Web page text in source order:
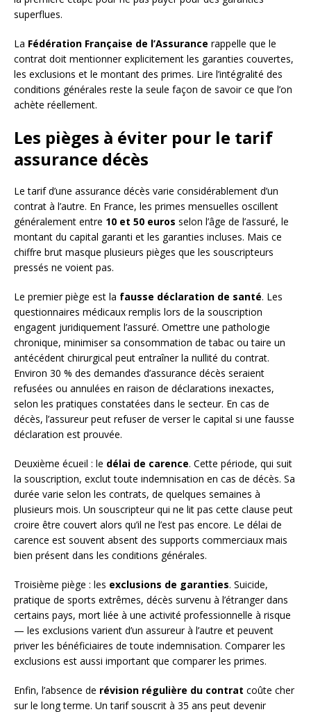
superflues.
La Fédération Française de l’Assurance rappelle que le
contrat doit mentionner explicitement les garanties couvertes,
les exclusions et le montant des primes. Lire l’intégralité des
conditions générales reste la seule façon de savoir ce que l’on
achète réellement.
Les pièges à éviter pour le tarif
assurance décès
Le tarif d’une assurance décès varie considérablement d’un
contrat à l’autre. En France, les primes mensuelles oscillent
généralement entre 10 et 50 euros selon l’âge de l’assuré, le
montant du capital garanti et les garanties incluses. Mais ce
chiffre brut masque plusieurs pièges que les souscripteurs
pressés ne voient pas.
Le premier piège est la fausse déclaration de santé. Les
questionnaires médicaux remplis lors de la souscription
engagent juridiquement l’assuré. Omettre une pathologie
chronique, minimiser sa consommation de tabac ou taire un
antécédent chirurgical peut entraîner la nullité du contrat.
Environ 30 % des demandes d’assurance décès seraient
refusées ou annulées en raison de déclarations inexactes,
selon les pratiques constatées dans le secteur. En cas de
décès, l’assureur peut refuser de verser le capital si une fausse
déclaration est prouvée.
Deuxième écueil : le délai de carence. Cette période, qui suit
la souscription, exclut toute indemnisation en cas de décès. Sa
durée varie selon les contrats, de quelques semaines à
plusieurs mois. Un souscripteur qui ne lit pas cette clause peut
croire être couvert alors qu’il ne l’est pas encore. Le délai de
carence est souvent absent des supports commerciaux mais
bien présent dans les conditions générales.
Troisième piège : les exclusions de garanties. Suicide,
pratique de sports extrêmes, décès survenu à l’étranger dans
certains pays, mort liée à une activité professionnelle à risque
— les exclusions varient d’un assureur à l’autre et peuvent
priver les bénéficiaires de toute indemnisation. Comparer les
exclusions est aussi important que comparer les primes.
Enfin, l’absence de révision régulière du contrat coûte cher
sur le long terme. Un tarif souscrit à 35 ans peut devenir